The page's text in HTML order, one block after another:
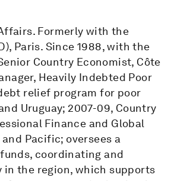
Formerly with the
Paris. Since 1988, with the
Country Economist, Côte
Heavily Indebted Poor
relief program for poor
Uruguay; 2007-09, Country
Finance and Global
Pacific; oversees a
coordinating and
the region, which supports